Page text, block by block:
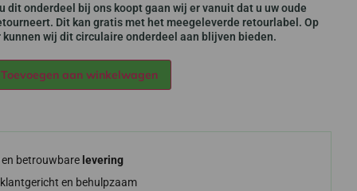
dit onderdeel bij ons koopt gaan wij er vanuit dat u uw oude
Dit kan gratis met het meegeleverde retourlabel. Op
kunnen wij dit circulaire onderdeel aan blijven bieden.
Toevoegen aan winkelwagen
en betrouwbare levering
klantgericht en behulpzaam